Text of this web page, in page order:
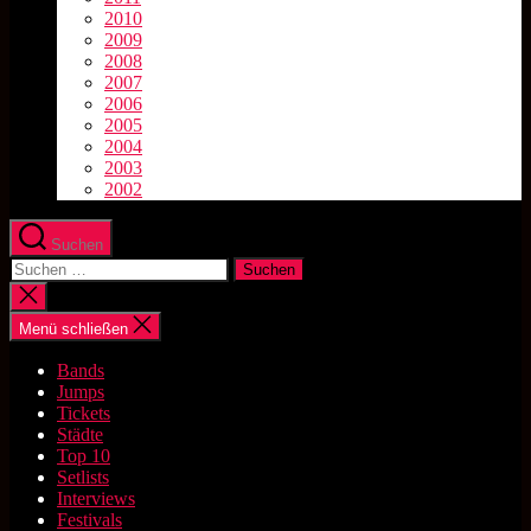
2010
2009
2008
2007
2006
2005
2004
2003
2002
Suchen
Suchen
nach:
Suche
schließen
Menü schließen
Bands
Jumps
Tickets
Städte
Top 10
Setlists
Interviews
Festivals